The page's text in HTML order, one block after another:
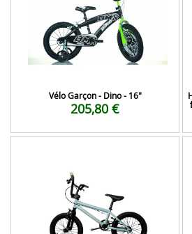
Vélo Garçon - Dino - 16"
205,80 €